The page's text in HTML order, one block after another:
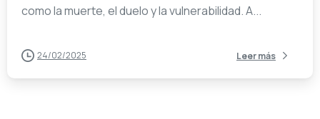
como la muerte, el duelo y la vulnerabilidad. A...
24/02/2025 Leer más